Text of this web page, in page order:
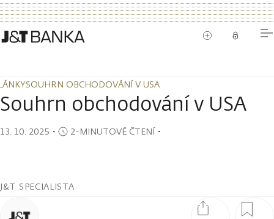
SOUHRN OBCHODOVÁNÍ V USA
SOUHRN OBCHODOVÁNÍ V USA
Souhrn obchodování v USA
13. 10. 2025 ・ 2-MINUTOVÉ ČTENÍ・
J&T SPECIALISTA